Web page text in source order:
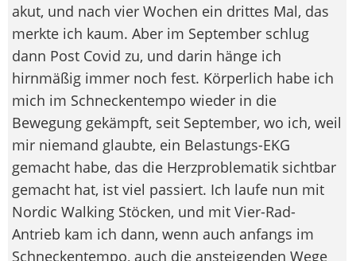
akut, und nach vier Wochen ein drittes Mal, das
merkte ich kaum. Aber im September schlug
dann Post Covid zu, und darin hänge ich
hirnmäßig immer noch fest. Körperlich habe ich
mich im Schneckentempo wieder in die
Bewegung gekämpft, seit September, wo ich, weil
mir niemand glaubte, ein Belastungs-EKG
gemacht habe, das die Herzproblematik sichtbar
gemacht hat, ist viel passiert. Ich laufe nun mit
Nordic Walking Stöcken, und mit Vier-Rad-
Antrieb kam ich dann, wenn auch anfangs im
Schneckentempo, auch die ansteigenden Wege